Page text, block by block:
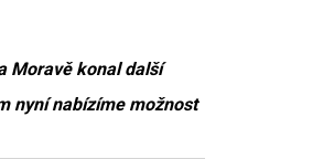
Moravě konal další
nyní nabízíme možnost